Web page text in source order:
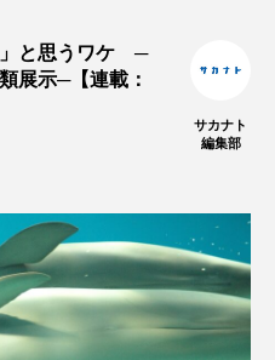
淀川 淡水魚
灯台
特徴
」と思うワケ ─
展示─【連載：
サカナト
編集部